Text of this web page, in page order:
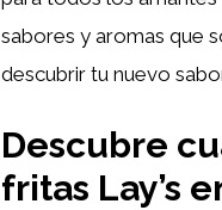
sabores y aromas que
descubrir tu nuevo
Descubre
fritas Lay’s